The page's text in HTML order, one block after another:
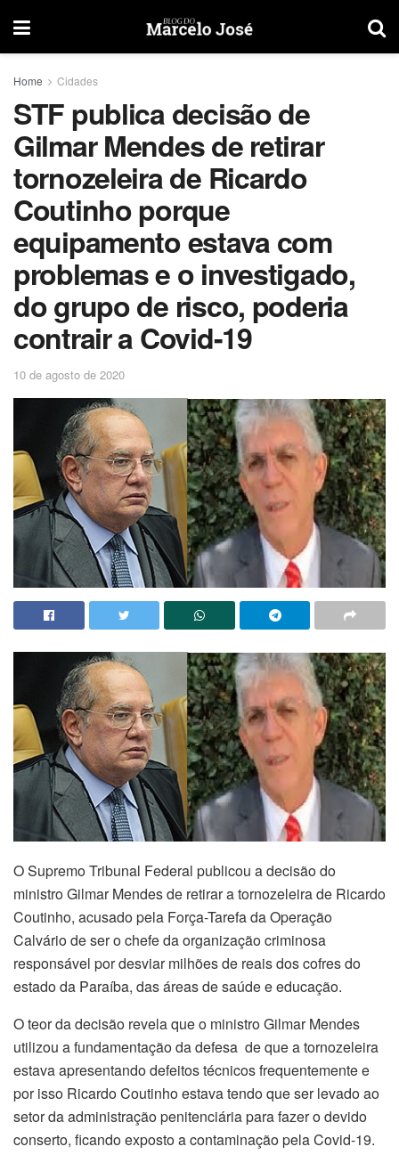
Home Cidades
STF publica decisão de
Gilmar Mendes de retirar
tornozeleira de Ricardo
Coutinho porque
equipamento estava com
problemas e o investigado,
do grupo de risco, poderia
contrair a Covid-19
10 de agosto de 2020
O Supremo Tribunal Federal publicou a decisão do
ministro Gilmar Mendes de retirar a tornozeleira de Ricardo
Coutinho, acusado pela Força-Tarefa da Operação
Calvário de ser o chefe da organização criminosa
responsável por desviar milhões de reais dos cofres do
estado da Paraíba, das áreas de saúde e educação.
O teor da decisão revela que o ministro Gilmar Mendes
utilizou a fundamentação da defesa de que a tornozeleira
estava apresentando defeitos técnicos frequentemente e
por isso Ricardo Coutinho estava tendo que ser levado ao
setor da administração penitenciária para fazer o devido
conserto, ficando exposto a contaminação pela Covid-19.